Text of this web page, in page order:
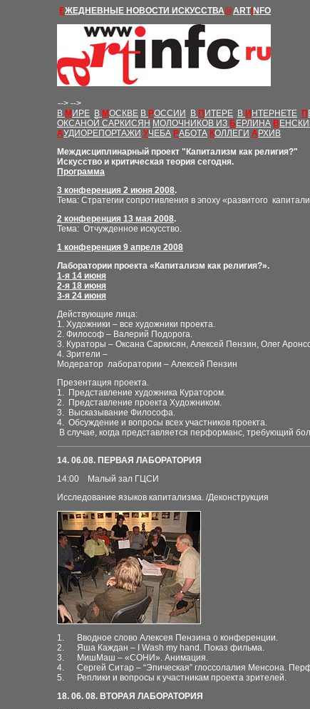
ЕЖЕДНЕВНЫЕ Н ОВОСТИ ИСКУССТВА@ARTI NFO
--> -->
В М ИРЕ В МОСКВЕ В РОССИИ В П ИТЕРЕ В И НТЕРНЕТЕ П
ОКСАНОЙ САРКИСЯН МОЛОЧНИКОВ ИЗ БЕРЛИНА В
АУДИОРЕПОРТАЖИ УЧЕБА РАБОТА КОЛЛЕГИ АРХИВ
Междисциплинарный проект " Капитализм как религия?"
Искусство и критическая теория сегодня.
Программа
3 конференция 2 июня 2008.
Тема: Стратегии сопротивления в эпоху «развитого
2 конференция 13 мая 2008.
Тема: Отчужденное искусство.
1 конференция 9 апреля 2008
Лаборатории проекта «Капитализм как религия?».
1-я 14 июня
2-я 18 июня
3-я 24 июня
Действующие лица:
1. Художники – все художники проекта.
2. Философ – Валерий Подорога.
3. Кураторы – Оксана Саркисян, Алексей Пензин, Олег
4. Зрители –
Модератор лаборатории – Алексей Пензин
Презентация проекта.
1. Представление художника Куратором.
2. Представление проекта Художником.
3. Высказывание Философа.
4. Обсуждение и вопросы всех участников проекта.
В случае, когда представляется перформанс, требующий
14. 06.08. ПЕРВАЯ ЛАБОРАТОРИЯ
14:00 Малый зал ГЦСИ
Исследование языков капитализма. /Деконструкция
1. Вводное слово Алексея Пензина о конференции.
2. Яша Каждан – I Wash my hand. Показ фильма.
3. МишМаш – «CОНИ». Анимация.
4. Сергей Ситар – “Эпическая” глоссолалия Менсона.
5. Реплики и вопросы к участникам проекта зрителей.
18. 06. 08. ВТОРАЯ ЛАБОРАТОРИЯ